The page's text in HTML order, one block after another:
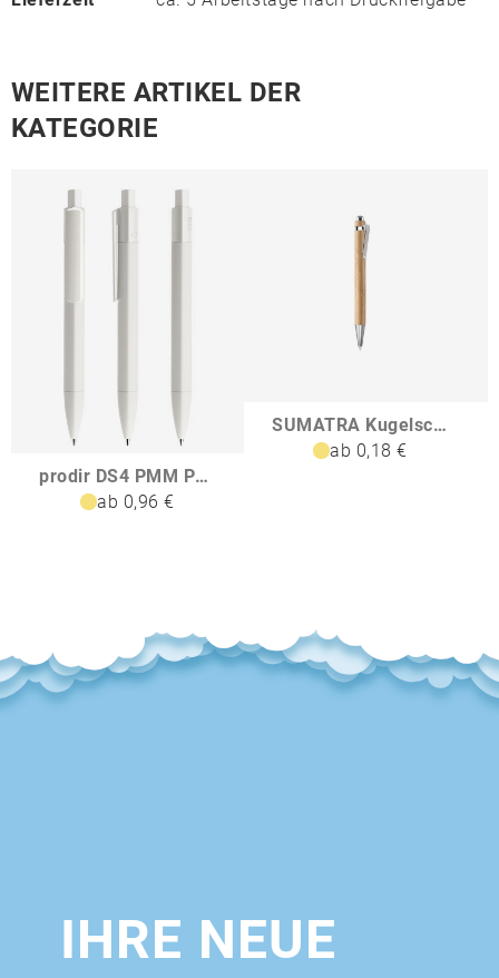
WEITERE ARTIKEL DER
KATEGORIE
prodir DS4 PMM Push Kugelschreiber
ab 0,96 €
SUMATRA Kugelschreiber aus Bambus
ab 0,18 €
IHRE NEUE